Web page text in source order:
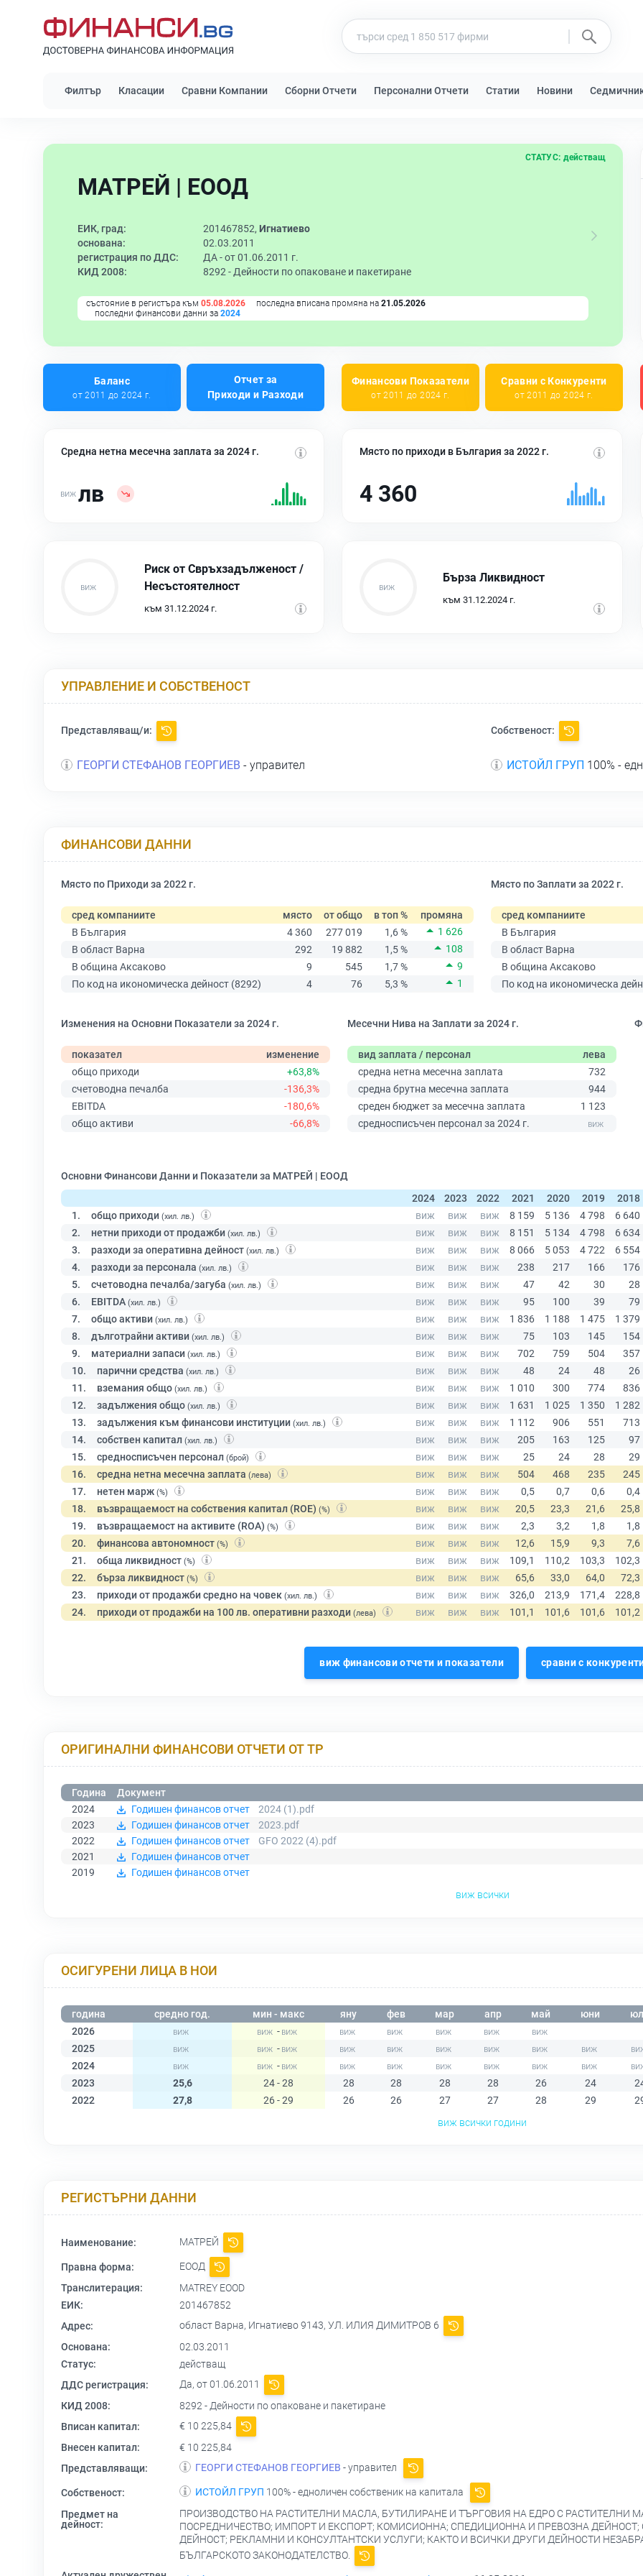
Филтър Класации Сравни Компании Сборни Отчети Персонални Отчети Статии Новини
МАТРЕЙ | ЕООД
СТАТУС: действащ
ЕИК, град: 201467852, Игнатиево
основана:
02.03.2011
регистрация по ДДС:
ДА - от 01.06.2011 г.
КИД 2008:
8292 - Дейности по опаковане и пакетиране
състояние в регистъра към 05.08.2026 последна вписана промяна на 21.05.2026
последни финансови данни за 2024
Баланс
от 2011 до 2024 г.
Отчет за
Приходи и Разходи
Финансови Показатели
от 2011 до 2024 г.
Сравни с Конкуренти
от 2011 до 2024 г.
Средна нетна месечна заплата за 2024 г.
лв
Място по приходи в България за 2022 г.
4 360
Риск от Свръхзадълженост /
Несъстоятелност
към 31.12.2024 г.
Бърза Ликвидност
към 31.12.2024 г.
УПРАВЛЕНИЕ И СОБСТВЕНОСТ
Представляващ/и:
ГЕОРГИ СТЕФАНОВ ГЕОРГИЕВ - управител
Собственост:
ИСТОЙЛ ГРУП 100% -
ФИНАНСОВИ ДАННИ
Място по Приходи за 2022 г.
сред компаниите място от общо в топ %
промяна
В България
4 360 277 019 1,6 %
1 626
В област Варна
292 19 882 1,5 %
108
В община Аксаково
9 545 1,7 %
9
По код на икономическа дейност (8292)
4 76 5,3 % 1
Място по Заплати за 2022 г.
сред компаниите
В България
В област Варна
В община Аксаково
По код на икономическа
Изменения на Основни Показатели за 2024 г.
показател
изменение
общо приходи
+63,8%
счетоводна печалба
-136,3%
EBITDA
-180,6%
общо активи
-66,8%
Месечни Нива на Заплати за 2024 г.
вид заплата / персонал
лева
средна нетна месечна заплата
732
средна брутна месечна заплата
944
среден бюджет за месечна заплата
1 123
средносписъчен персонал за 2024 г.
Основни Финансови Данни и Показатели за МАТРЕЙ | ЕООД
2024
2023 2022 2021 2020 2019
2018
1.
общо приходи (хил. лв.)
2. нетни приходи от продажби (хил. лв.)
3. разходи за оперативна дейност (хил. лв.)
4. разходи за персонала (хил. лв.)
5. счетоводна печалба/загуба (хил. лв.)
6. EBITDA (хил. лв.)
7. общо активи (хил. лв.)
8. дълготрайни активи (хил. лв.)
9. материални запаси (хил. лв.)
10. парични средства (хил. лв.)
11. вземания общо (хил. лв.)
12. задължения общо (хил. лв.)
13. задължения към финансови институции (хил. лв.)
14. собствен капитал (хил. лв.)
15. средносписъчен персонал (брой)
16. средна нетна месечна заплата (лева)
17. нетен марж (%)
18. възвращаемост на собствения капитал (ROE) (%)
19. възвращаемост на активите (ROA) (%)
20. финансова автономност (%)
21. обща ликвидност (%)
22. бърза ликвидност (%)
23. приходи от продажби средно на човек (хил. лв.)
24. приходи от продажби на 100 лв. оперативни разходи (лева)
виж финансови отчети и показатели сравни с
ОРИГИНАЛНИ ФИНАНСОВИ ОТЧЕТИ ОТ ТР
Година
Документ
2024
Годишен финансов отчет
2024 (1).pdf
2023
Годишен финансов отчет
2023.pdf
2022
Годишен финансов отчет
GFO 2022 (4).pdf
2021
Годишен финансов отчет
2019
Годишен финансов отчет
виж всички
ОСИГУРЕНИ ЛИЦА В НОИ
година средно год. мин - макс яну фев мар апр май юни
2026
-
2025
-
2024
-
2023
25,6 24 - 28 28 28 28 28 26 24
2022
27,8 26 - 29 26 26 27 27 28 29
виж всички години
РЕГИСТЪРНИ ДАННИ
Наименование: МАТРЕЙ
Правна форма:
ЕООД
Транслитерация:
MATREY EOOD
ЕИК:
201467852
Адрес:
област Варна, Игнатиево 9143, УЛ. ИЛИЯ ДИМИТРОВ 6
Основана:
02.03.2011
Статус:
действащ
ДДС регистрация:
Да, от 01.06.2011
КИД 2008:
8292 - Дейности по опаковане и пакетиране
Вписан капитал:
€ 10 225,84
Внесен капитал:
€ 10 225,84
Представляващи:
ГЕОРГИ СТЕФАНОВ ГЕОРГИЕВ - управител
Собственост: ИСТОЙЛ ГРУП 100% - едноличен собственик на капитала
Предмет на
дейност:
ПРОИЗВОДСТВО НА РАСТИТЕЛНИ МАСЛА, БУТИЛИРАНЕ И ТЪРГОВИЯ НА ЕДРО С РАСТИТЕЛНИ
ПОСРЕДНИЧЕСТВО; ИМПОРТ И ЕКСПОРТ; КОМИСИОННА; СПЕДИЦИОННА И ПРЕВОЗНА
ДЕЙНОСТ; РЕКЛАМНИ И КОНСУЛТАНТСКИ УСЛУГИ; КАКТО И ВСИЧКИ ДРУГИ ДЕЙНОСТИ
БЪЛГАРСКОТО ЗАКОНОДАТЕЛСТВО.